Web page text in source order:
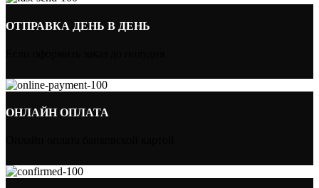
ОТПРАВКА ДЕНЬ В ДЕНЬ
ОНЛАЙН ОПЛАТА